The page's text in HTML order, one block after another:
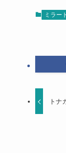
ミラー
トナ